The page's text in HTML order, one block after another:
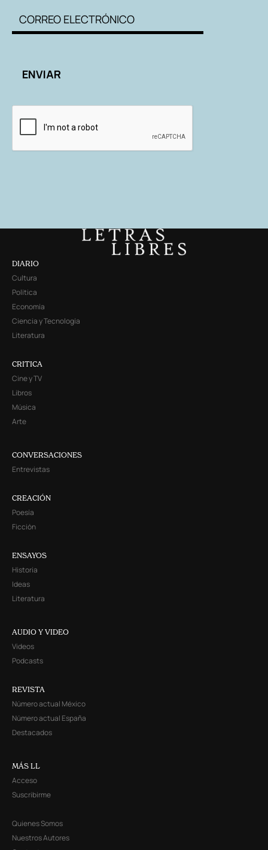
DIARIO
Cultura
Política
Economía
Ciencia y Tecnología
Literatura
CRITICA
Cine y TV
Libros
Música
Arte
CONVERSACIONES
Entrevistas
CREACIÓN
Poesía
Ficción
ENSAYOS
Historia
Ideas
Literatura
AUDIO Y VIDEO
Videos
Podcasts
REVISTA
Número actual México
Número actual España
Destacados
MÁS LL
Acceso
Suscribirme
Quienes Somos
Nuestros Autores